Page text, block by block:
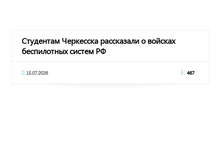
Студентам Черкесска рассказали о войсках
беспилотных систем РФ
15.07.2026 467